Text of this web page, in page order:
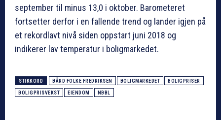
september til minus 13,0 i oktober. Barometeret
fortsetter derfor i en fallende trend og lander igjen på
et rekordlavt nivå siden oppstart juni 2018 og
indikerer lav temperatur i boligmarkedet.
STIKKORD BÅRD FOLKE FREDRIKSEN BOLIGMARKEDET BOLIGPRISER
BOLIGPRISVEKST EIENDOM NBBL